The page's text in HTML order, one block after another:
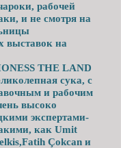
рабочей
и не смотря на
выставок на
THE LAND
сука, с
и рабочим
высоко
экспертами-
как Umit
Çokcan и